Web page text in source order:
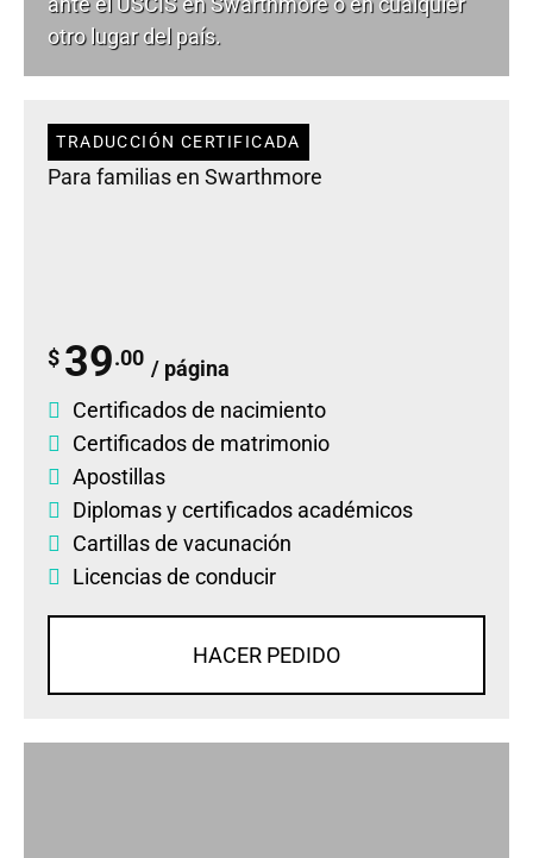
otro lugar del país.
TRADUCCIÓN CERTIFICADA
Para familias en Swarthmore
$ 39.00 / página
Certificados de nacimiento
Certificados de matrimonio
Apostillas
Diplomasycertificados académicos
Cartillas de vacunación
Licencias de conducir
HACER PEDIDO